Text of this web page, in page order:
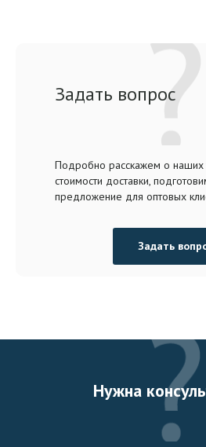
Задать вопрос
Подробно расскажем о наших
стоимости доставки,
предложение для оптовых
Задать
Нужна